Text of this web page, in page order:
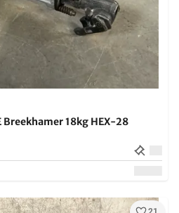
Breekhamer 18kg HEX-28